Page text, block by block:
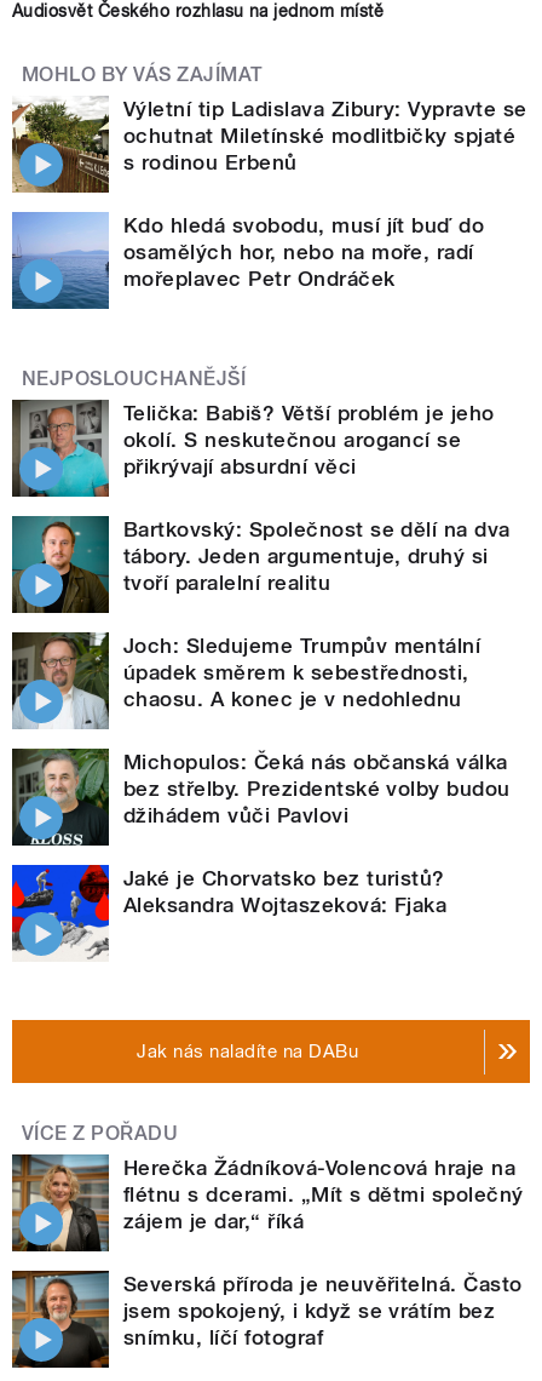
Audiosvět Českého rozhlasu na jednom místě
MOHLO BY VÁS ZAJÍMAT
Výletní tip Ladislava Zibury: Vypravte se
ochutnat Miletínské modlitbičky spjaté
s rodinou Erbenů
Kdo hledá svobodu, musí jít buď do
osamělých hor, nebo na moře, radí
mořeplavec Petr Ondráček
NEJPOSLOUCHANĚJŠÍ
Telička: Babiš? Větší problém je jeho
okolí. S neskutečnou arogancí se
přikrývají absurdní věci
Bartkovský: Společnost se dělí na dva
tábory. Jeden argumentuje, druhý si
tvoří paralelní realitu
Joch: Sledujeme Trumpův mentální
úpadek směrem k sebestřednosti,
chaosu. A konec je v nedohlednu
Michopulos: Čeká nás občanská válka
bez střelby. Prezidentské volby budou
džihádem vůči Pavlovi
Jaké je Chorvatsko bez turistů?
Aleksandra Wojtaszeková: Fjaka
Jak nás naladíte na DABu
VÍCE Z POŘADU
Herečka Žádníková-Volencová hraje na
flétnu s dcerami. „Mít s dětmi společný
zájem je dar,“ říká
Severská příroda je neuvěřitelná. Často
jsem spokojený, i když se vrátím bez
snímku, líčí fotograf